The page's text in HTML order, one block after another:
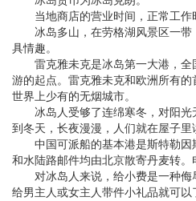
当地商店的营业时间，正常工作
冰岛多山，在劳格湖风景区一带
具情趣。
雷克雅未克是冰岛第一大港，全
游的起点。雷克雅未克和欧洲所有
世界上少有的无烟城市。
冰岛人受够了连绵寒冬，对阳光
到冬天，长夜漫漫，人们就在屋子里
中国可派船的基本港是斯特勒因
和水陆路邮件均由北京散寄丹麦转。
对冰岛人来说，给小费是一种侮
给男主人或女主人带件小礼品就可以